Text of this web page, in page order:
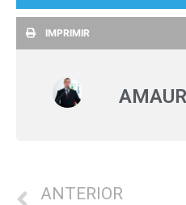
IMPRIMIR
ANTERIOR